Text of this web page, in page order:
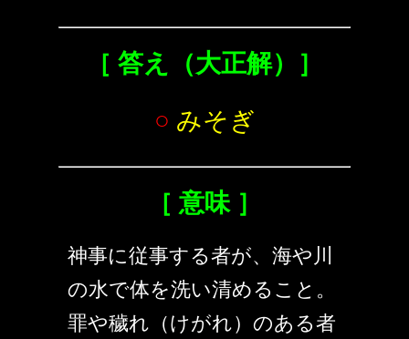
［ 答え（大正解）］
○ みそぎ
［ 意味 ］
神事に従事する者が、海や川
の水で体を洗い清めること。
罪や穢れ（けがれ）のある者